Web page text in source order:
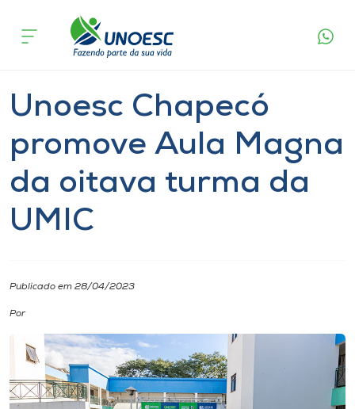
Cursos
Atendimento ao Estudante
Portal de Ensino
Internacionalização
I.nova
acontece
Extensão
Unoesc Chapecó
promove Aula Magna
da oitava turma da
UMIC
Publicado em 28/04/2023
Por